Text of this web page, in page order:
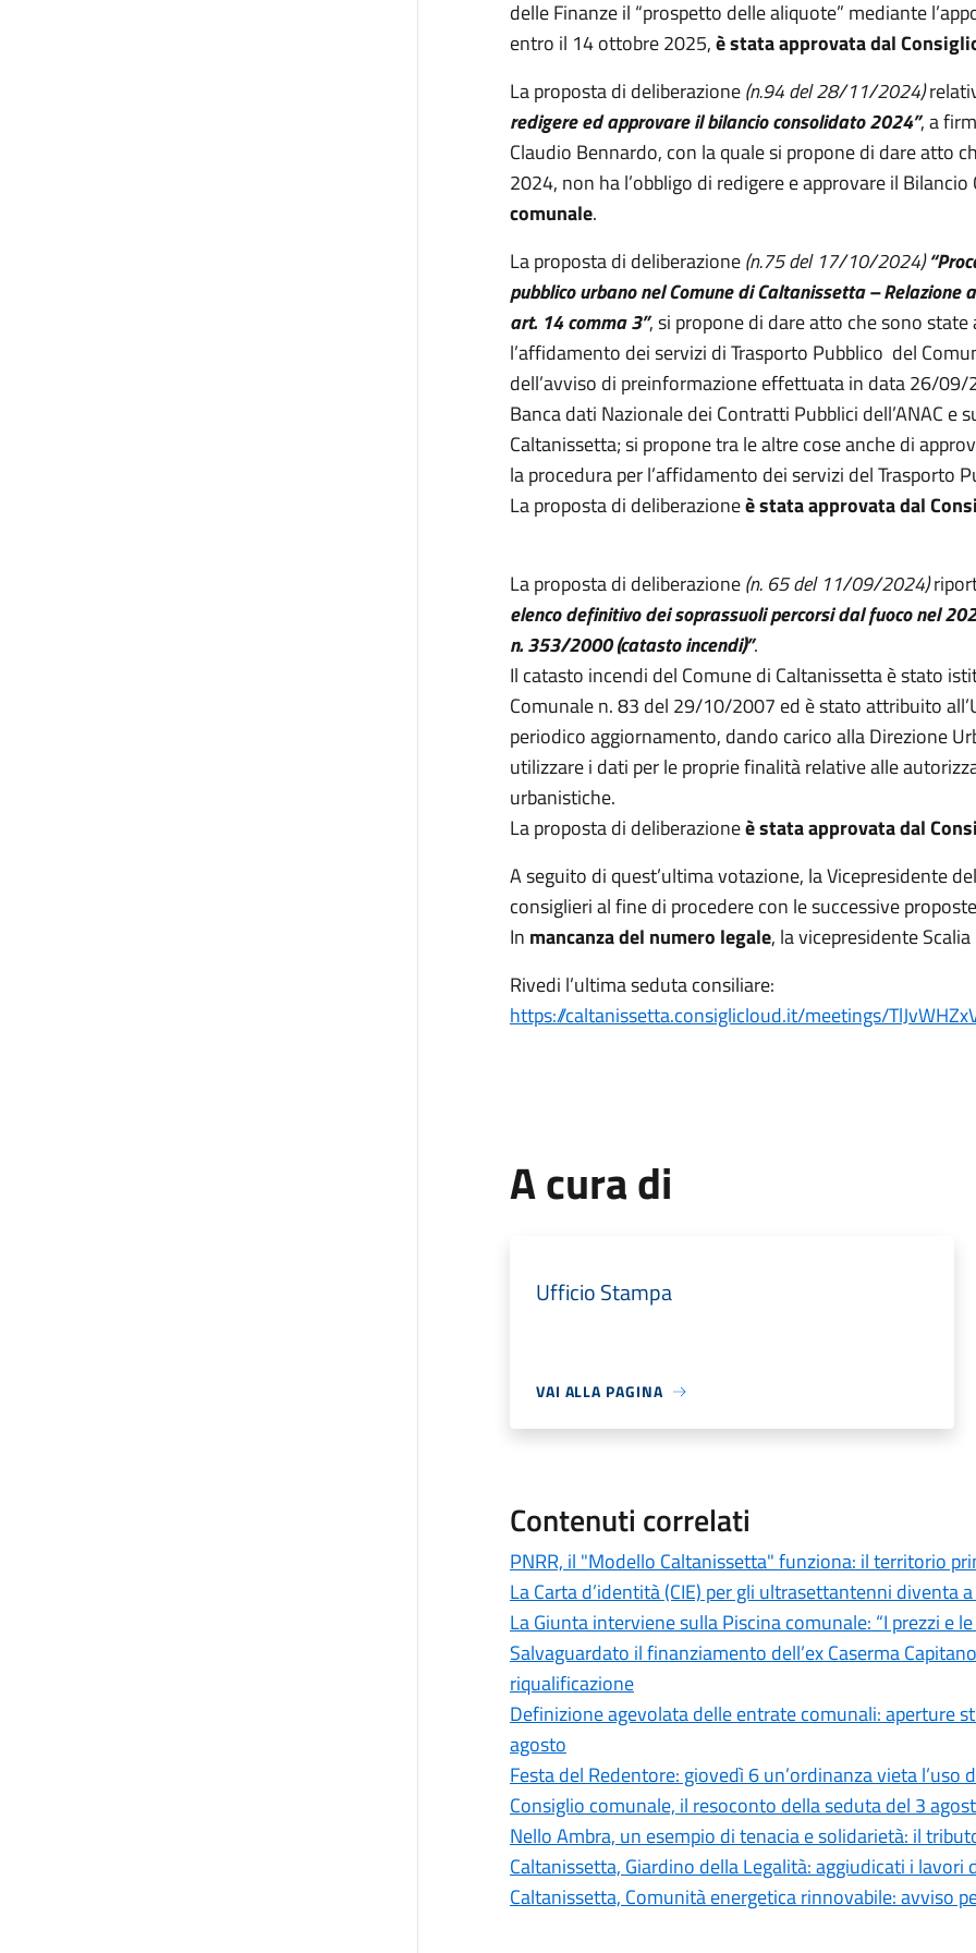
delle Finanze il “prospetto delle aliquote” mediante
entro il 14 ottobre 2025,è stata approvata dal
La proposta di deliberazione(n.94 del 28/11/2024)
redigere ed approvare il bilancio consolidato 2024”, a
Claudio Bennardo, con la quale si propone di dare atto
2024, non ha l’obbligo di redigere e approvare il
comunale.
La proposta di deliberazione(n.75 del 17/10/2024)
pubblico urbano nel Comune di Caltanissetta –
art. 14 comma 3”, si propone di dare atto che sono
l’affidamento dei servizi di Trasporto Pubblico del
dell’avviso di preinformazione effettuata in data 26/09/
Banca dati Nazionale dei Contratti Pubblici dell’ANAC e
Caltanissetta; si propone tra le altre cose anche di
la procedura per l’affidamento dei servizi del Trasporto
La proposta di deliberazioneè stata approvata dal
La proposta di deliberazione(n. 65 del 11/09/2024)
elenco definitivo dei soprassuoli percorsi dal fuoco nel
n. 353/2000 (catasto incendi)”.
Il catasto incendi del Comune di Caltanissetta è stato
Comunale n. 83 del 29/10/2007 ed è stato attribuito
periodico aggiornamento, dando carico alla Direzione
utilizzare i dati per le proprie finalità relative alle
urbanistiche.
La proposta di deliberazioneè stata approvata dal
A seguito di quest’ultima votazione, la Vicepresidente
consiglieri al fine di procedere con le successive
In mancanza del numero legale, la vicepresidente
Rivedi l’ultima seduta consiliare:
https://caltanissetta.consiglicloud.it/meetings/
A cura di
Ufficio Stampa
VAI ALLA PAGINA
Contenuti correlati
PNRR, il "Modello Caltanissetta" funziona: il territorio
La Carta d’identità (CIE) per gli ultrasettantenni diventa
La Giunta interviene sulla Piscina comunale: “I prezzi e
Salvaguardato il finanziamento dell’ex Caserma
riqualificazione
Definizione agevolata delle entrate comunali: aperture
agosto
Festa del Redentore: giovedì 6 un’ordinanza vieta
Consiglio comunale, il resoconto della seduta del 3
Nello Ambra, un esempio di tenacia e solidarietà: il
Caltanissetta, Giardino della Legalità: aggiudicati i lavori
Caltanissetta, Comunità energetica rinnovabile: avviso